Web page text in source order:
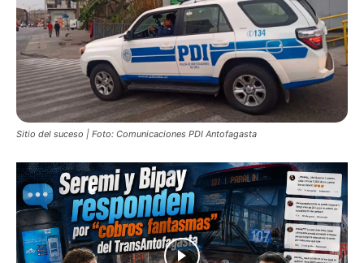
Sitio del suceso | Foto: Comunicaciones PDI Antofagasta